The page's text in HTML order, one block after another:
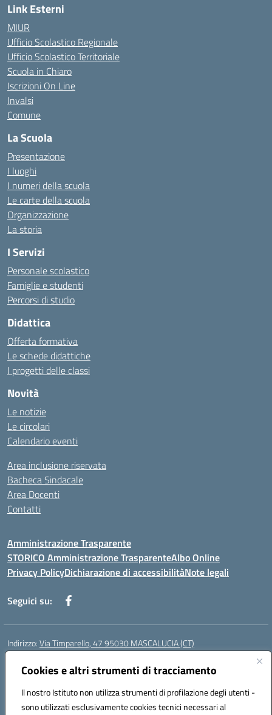
Cookies e altri strumenti di tracciamento
Il nostro Istituto non utilizza strumenti di profilazione degli utenti -
sono utilizzati esclusivamente cookies tecnici necessari al
Link Esterni
MIUR
Ufficio Scolastico Regionale
Ufficio Scolastico Territoriale
Scuola in Chiaro
Iscrizioni On Line
Invalsi
Comune
La Scuola
Presentazione
I luoghi
I numeri della scuola
Le carte della scuola
Organizzazione
La storia
I Servizi
Personale scolastico
Famiglie e studenti
Percorsi di studio
Didattica
Offerta formativa
Le schede didattiche
I progetti delle classi
Novità
Le notizie
Le circolari
Calendario eventi
Area inclusione riservata
Bacheca Sindacale
Area Docenti
Contatti
Amministrazione Trasparente
STORICO Amministrazione TrasparenteAlbo Online
Privacy PolicyDichiarazione di accessibilitàNote legali
Seguici su:
Indirizzo:Via Timparello, 47 95030 MASCALUCIA (CT)
Centralino:
Posta elettronica certificata (PEC):ctic8bc002@pec.istruzione.it
Codice fiscale: 93238350875
Codice meccanografico:ctic8bc002